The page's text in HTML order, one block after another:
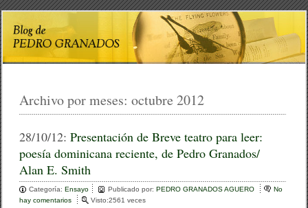
Archivo por meses:octubre 2012
28/10/12:Presentación de Breve teatro para leer:
poesía dominicana reciente, de Pedro Granados/
Alan E. Smith
Categoría:Ensayo Publicado por:PEDRO GRANADOS AGUERO
No
hay comentarios
Visto:2561 veces